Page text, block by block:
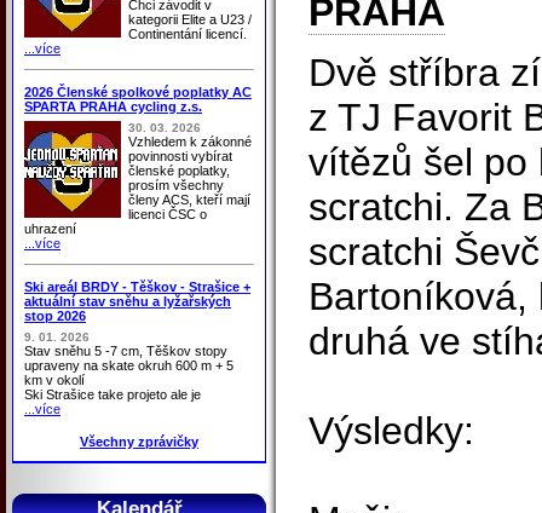
Chci závodit v
kategorii Elite a U23 /
Continentání licencí.
...více
2026 Členské spolkové poplatky AC
SPARTA PRAHA cycling z.s.
30. 03. 2026
Vzhledem k zákonné
povinnosti vybírat
členské poplatky,
prosím všechny
členy ACS, kteří mají
licenci ČSC o
uhrazení
...více
Ski areál BRDY - Těškov - Strašice +
aktuální stav sněhu a lyžařských
stop 2026
9. 01. 2026
Stav sněhu 5 -7 cm, Těškov stopy
upraveny na skate okruh 600 m + 5
km v okolí
Ski Strašice take projeto ale je
...více
Všechny zprávičky
PRAHA
Dvě stříbra
z TJ Favorit
vítězů šel po
scratchi. Za
scratchi
Bartoníková,
druhá ve
Výsledky: